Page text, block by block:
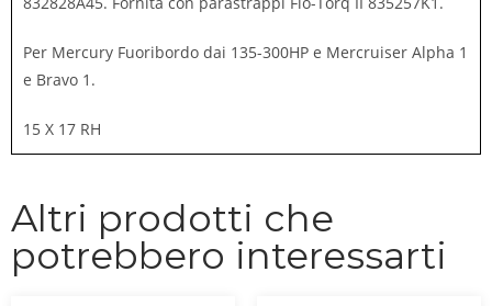
Per Mercury Fuoribordo dai 135-300HP e Mercruiser Alpha 1
e Bravo 1.
15 X 17 RH
Altri prodotti che
potrebbero interessarti